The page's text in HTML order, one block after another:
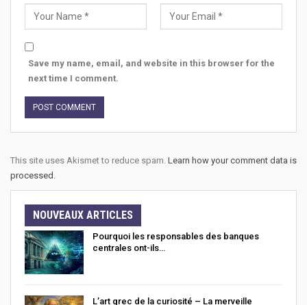
Save my name, email, and website in this browser for the
next time I comment.
This site uses Akismet to reduce spam. Learn how your comment data is
processed.
NOUVEAUX ARTICLES
Pourquoi les responsables des banques
centrales ont-ils…
L’art grec de la curiosité – La merveille